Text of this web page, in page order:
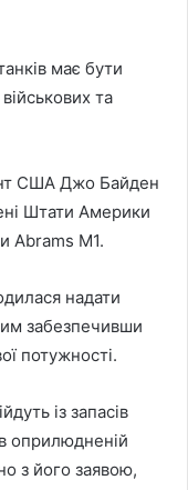
має бути
та
США Джо Байден
Штати Америки
Abrams M1.
надати
забезпечивши
потужності.
із запасів
оприлюдненій
з його заявою,